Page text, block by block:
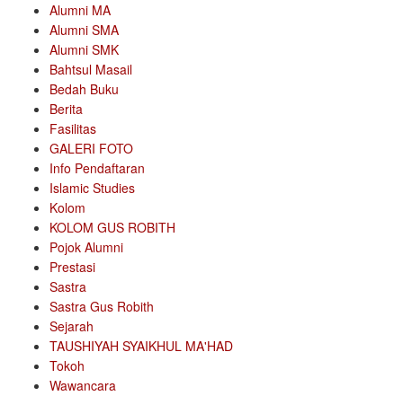
Alumni MA
Alumni SMA
Alumni SMK
Bahtsul Masail
Bedah Buku
Berita
Fasilitas
GALERI FOTO
Info Pendaftaran
Islamic Studies
Kolom
KOLOM GUS ROBITH
Pojok Alumni
Prestasi
Sastra
Sastra Gus Robith
Sejarah
TAUSHIYAH SYAIKHUL MA'HAD
Tokoh
Wawancara